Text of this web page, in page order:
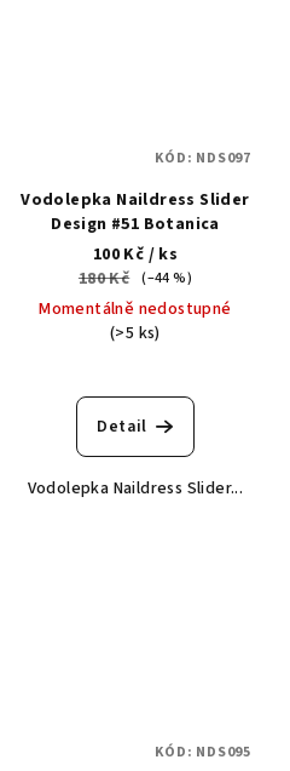
Vodolepka Naildress Slider
Design #51 Botanica
100 Kč / ks
180 Kč (–44 %)
Momentálně nedostupné
(>5 ks)
Detail
Vodolepka Naildress Slider...
KÓD: NDS097
KÓD: NDS095